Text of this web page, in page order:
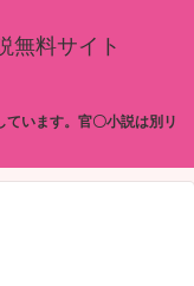
無料サイト
います。官〇小説は別リ